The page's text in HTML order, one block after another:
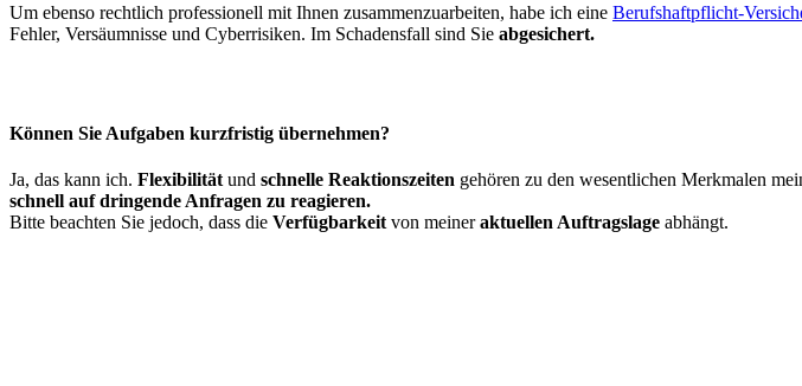
Um ebenso rechtlich professionell mit Ihnen zusammenzuarbeiten, habe ich eine Berufshaftpflicht-
Fehler, Versäumnisse und Cyberrisiken. Im Schadensfall sind Sie abgesichert.
Können Sie Aufgaben kurzfristig übernehmen?
Ja, das kann ich. Flexibilität und schnelle Reaktionszeiten gehören zu den wesentlichen Merkmalen
schnell auf dringende Anfragen zu reagieren.
Bitte beachten Sie jedoch, dass die Verfügbarkeit von meineraktuellen Auftragslage abhängt.